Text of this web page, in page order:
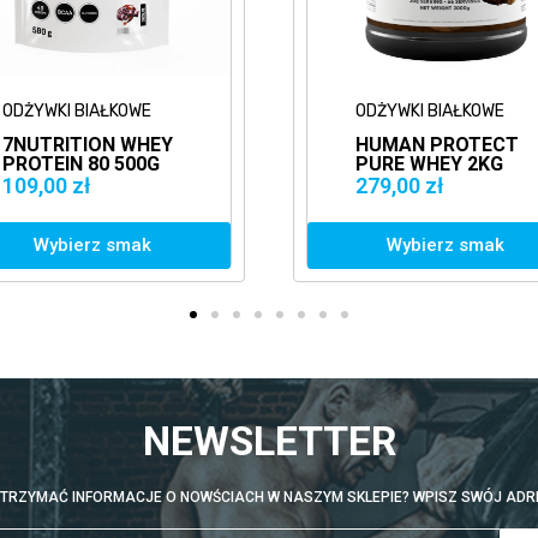
ODŻYWKI BIAŁKOWE
HUMAN PROTECT
PURE WHEY 2KG
Wybierz smak
ODŻYWKI
HUMAN
PURE
NEWSLETTER
INFORMACJE O NOWŚCIACH W NASZYM SKLEPIE? WPISZ SWÓJ